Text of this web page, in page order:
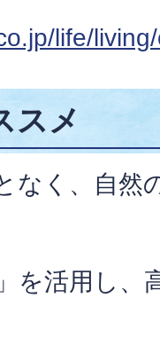
life/
スメ
なく、自然
を活用し、